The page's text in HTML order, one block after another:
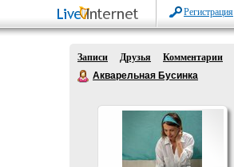
Регистрация
Записи Друзья
Комментарии
Акварельная Бусинка